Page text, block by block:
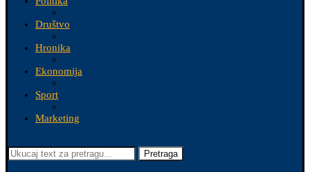
Društvo
Hronika
Ekonomija
Sport
Marketing
Pretraga